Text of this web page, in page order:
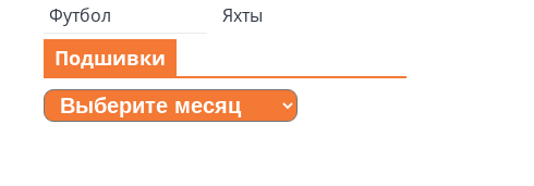
Футбол
Яхты
Подшивки
Подшивки